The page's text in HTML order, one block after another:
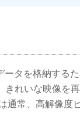
タを格納する
れいな映像を
常、高解像度